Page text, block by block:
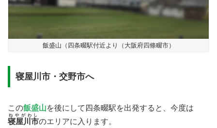
飯盛山（四条畷駅付近より（大阪府四條畷市）
寝屋川市・交野市へ
この飯盛山を後にして四条畷駅を出発すると、今度は
寝屋川市
ねやがわし
のエリアに入ります。